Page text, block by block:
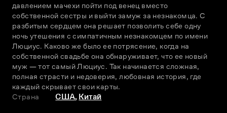
давлением мачехи пойти под венец вместо
собственной сестры и выйти замуж за незнакомца. С
разбитым сердцем она решает позволить себе одну
ночь утешения с симпатичным незнакомцем по имени
Люциус. Каково же было ее потрясение, когда на
собственной свадьбе она обнаруживает, что ее новый
муж — тот самый Люциус. Так начинается сложная,
полная страсти и недоверия, любовная история, где
каждый скрывает свои карты.
Страна
США, Китай